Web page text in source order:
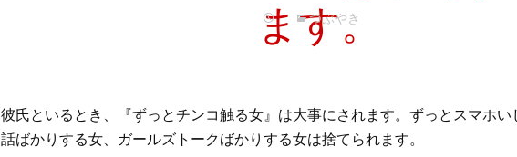
ます。
つぶやき
彼氏といるとき、『ずっとチンコ触る女』は大事にされます。ずっとスマホい
話ばかりする女、ガールズトークばかりする女は捨てられます。